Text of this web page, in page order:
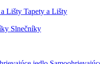
Tapety a Lišty
Slnečníky